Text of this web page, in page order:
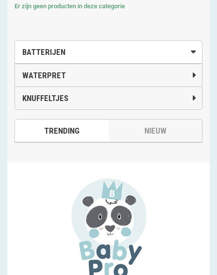
BATTERIJEN
WATERPRET
KNUFFELTJES
TRENDING NIEUW
Er zijn geen producten in deze categorie